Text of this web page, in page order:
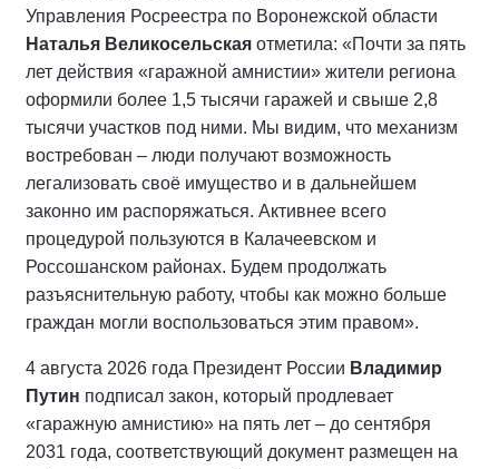
Управления Росреестра по Воронежской области
Наталья Великосельская отметила: «Почти за пять
лет действия «гаражной амнистии» жители региона
оформили более 1,5 тысячи гаражей и свыше 2,8
тысячи участков под ними. Мы видим, что механизм
востребован – люди получают возможность
легализовать своё имущество и в дальнейшем
законно им распоряжаться. Активнее всего
процедурой пользуются в Калачеевском и
Россошанском районах. Будем продолжать
разъяснительную работу, чтобы как можно больше
граждан могли воспользоваться этим правом».
4 августа 2026 года Президент России Владимир
Путин подписал закон, который продлевает
«гаражную амнистию» на пять лет – до сентября
2031 года, соответствующий документ размещен на